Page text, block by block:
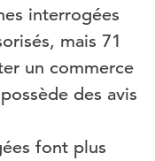
interrogées
mais 71
un commerce
des avis
font plus